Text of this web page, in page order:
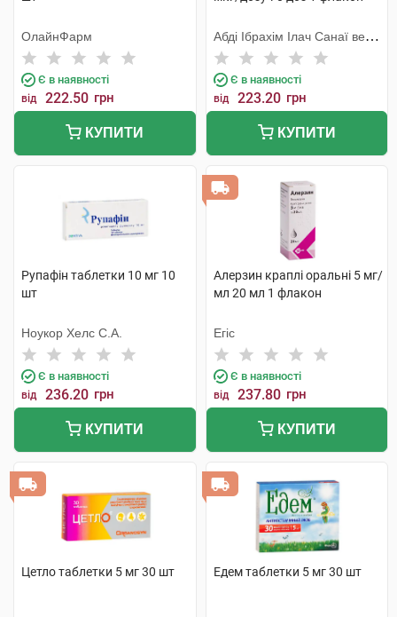
ОлайнФарм
Є в наявності
від 222.50 грн
КУПИТИ
Абді Ібрахім Ілач Санаї ве
Тіджарет
Є в наявності
від 223.20 грн
КУПИТИ
Рупафін таблетки 10 мг 10
шт
Ноукор Хелс С.А.
Є в наявності
від 236.20 грн
КУПИТИ
Алерзин краплі оральні 5 мг/
мл 20 мл 1 флакон
Егіс
Є в наявності
від 237.80 грн
КУПИТИ
Цетло таблетки 5 мг 30 шт Едем таблетки 5 мг 30 шт